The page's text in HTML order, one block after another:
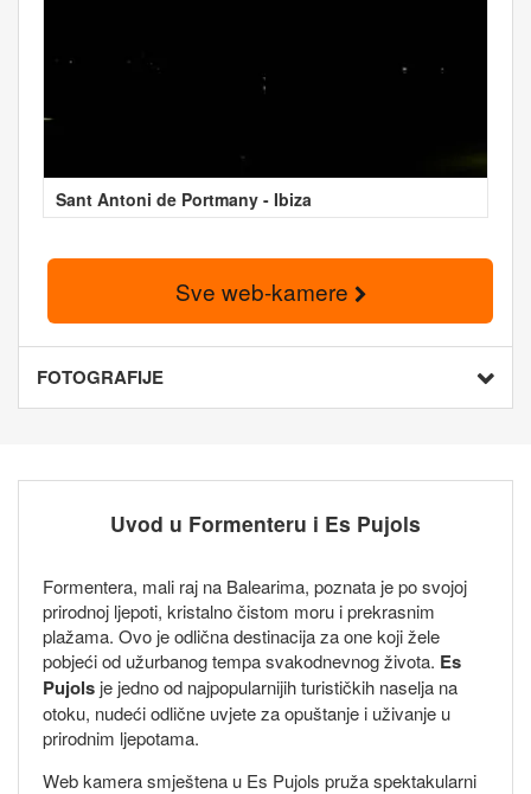
Sant Antoni de Portmany - Ibiza
Sve web-kamere
FOTOGRAFIJE
Uvod u Formenteru i Es Pujols
Formentera, mali raj na Balearima, poznata je po svojoj
prirodnoj ljepoti, kristalno čistom moru i prekrasnim
plažama. Ovo je odlična destinacija za one koji žele
pobjeći od užurbanog tempa svakodnevnog života. Es
Pujols je jedno od najpopularnijih turističkih naselja na
otoku, nudeći odlične uvjete za opuštanje i uživanje u
prirodnim ljepotama.
Web kamera smještena u Es Pujols pruža spektakularni